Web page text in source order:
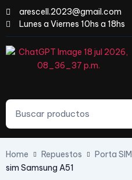
arescell.2023@gmail.com
Lunes a Viernes 10hs a 18hs
Home Repuestos Porta SIM
sim Samsung A51